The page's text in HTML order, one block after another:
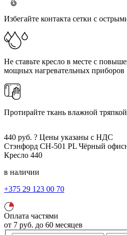
Избегайте контакта сетки с
Не ставьте кресло в месте с
мощных нагревательных приборов
Протирайте ткань влажной
440 руб. ? Цены указаны с НДС
Стэнфорд CH-501 PL Чёрный
Кресло 440
в наличии
+375 29 123 00 70
Оплата частями
от 7 руб. до 60 месяцев